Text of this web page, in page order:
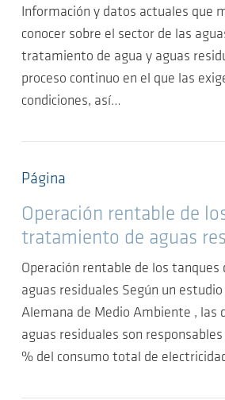
Información y datos actuales que
conocer sobre el sector de las
tratamiento de agua y aguas
proceso continuo en el que las
condiciones, así…
Página
Operación rentable de
tratamiento de aguas
Operación rentable de los
aguas residuales Según un
Alemana de Medio Ambiente , las
aguas residuales son responsables
% del consumo total de